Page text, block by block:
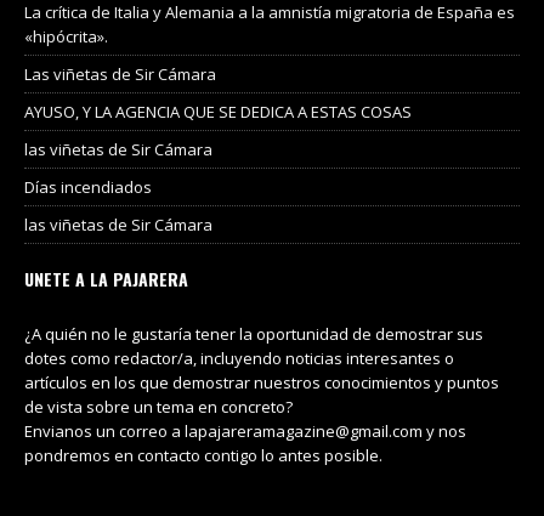
La crítica de Italia y Alemania a la amnistía migratoria de España es
«hipócrita».
Las viñetas de Sir Cámara
AYUSO, Y LA AGENCIA QUE SE DEDICA A ESTAS COSAS
las viñetas de Sir Cámara
Días incendiados
las viñetas de Sir Cámara
UNETE A LA PAJARERA
¿A quién no le gustaría tener la oportunidad de demostrar sus
dotes como redactor/a, incluyendo noticias interesantes o
artículos en los que demostrar nuestros conocimientos y puntos
de vista sobre un tema en concreto?
Envianos un correo a lapajareramagazine@gmail.com y nos
pondremos en contacto contigo lo antes posible.